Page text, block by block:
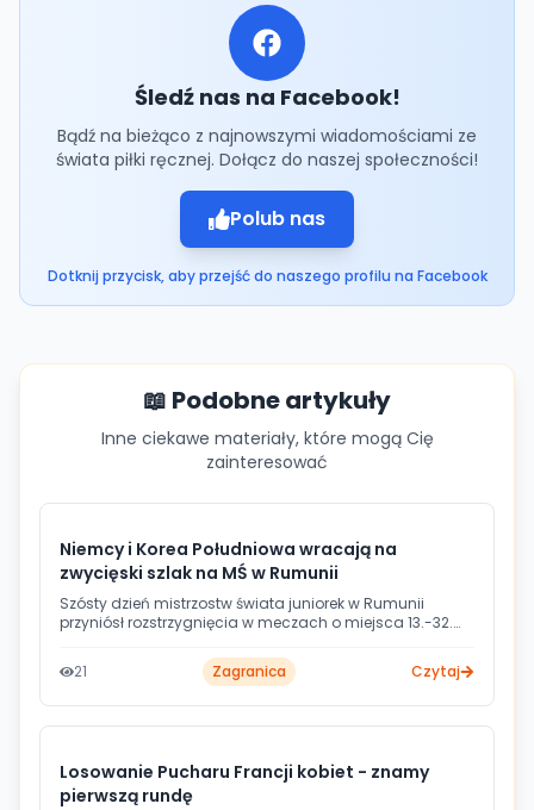
Śledź nas na Facebook!
Bądź na bieżąco z najnowszymi wiadomościami ze
świata piłki ręcznej. Dołącz do naszej społeczności!
Polub nas
Dotknij przycisk, aby przejść do naszego profilu na Facebook
📖 Podobne artykuły
Inne ciekawe materiały, które mogą Cię
zainteresować
Niemcy i Korea Południowa wracają na
zwycięski szlak na MŚ w Rumunii
Szósty dzień mistrzostw świata juniorek w Rumunii
przyniósł rozstrzygnięcia w meczach o miejsca 13.-32.
meczu o 13. miejsce, a Urugwaj odniósł pierwsze
zwycięstwo w turnieju.
21 Zagranica Czytaj
Losowanie Pucharu Francji kobiet - znamy
pierwszą rundę